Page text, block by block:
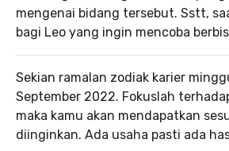
mengenai bidang tersebut. Sstt,
bagi Leo yang ingin mencoba
Sekian ramalan zodiak karier
September 2022. Fokuslah
maka kamu akan mendapatkan
diinginkan. Ada usaha pasti ada